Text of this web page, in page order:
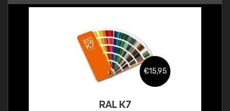
€15,95
RAL K7